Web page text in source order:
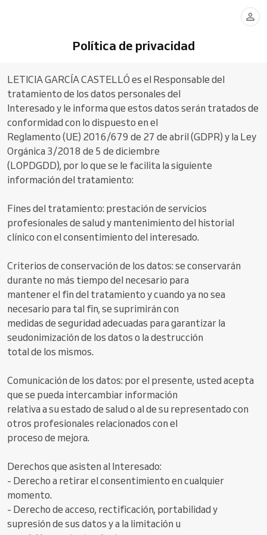
Política de privacidad
LETICIA GARCÍA CASTELLÓ es el Responsable del
tratamiento de los datos personales del
Interesado y le informa que estos datos serán tratados de
conformidad con lo dispuesto en el
Reglamento (UE) 2016/679 de 27 de abril (GDPR) y la Ley
Orgánica 3/2018 de 5 de diciembre
(LOPDGDD), por lo que se le facilita la siguiente
información del tratamiento:
Fines del tratamiento: prestación de servicios
profesionales de salud y mantenimiento del historial
clínico con el consentimiento del interesado.
Criterios de conservación de los datos: se conservarán
durante no más tiempo del necesario para
mantener el fin del tratamiento y cuando ya no sea
necesario para tal fin, se suprimirán con
medidas de seguridad adecuadas para garantizar la
seudonimización de los datos o la destrucción
total de los mismos.
Comunicación de los datos: por el presente, usted acepta
que se pueda intercambiar información
relativa a su estado de salud o al de su representado con
otros profesionales relacionados con el
proceso de mejora.
Derechos que asisten al Interesado:
- Derecho a retirar el consentimiento en cualquier
momento.
- Derecho de acceso, rectificación, portabilidad y
supresión de sus datos y a la limitación u